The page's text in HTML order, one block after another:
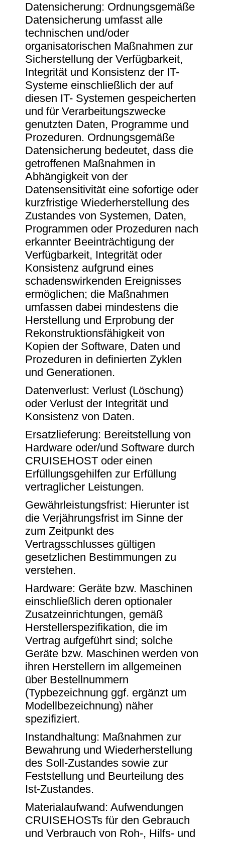
Datensicherung: Ordnungsgemäße
Datensicherung umfasst alle
technischen und/oder
organisatorischen Maßnahmen zur
Sicherstellung der Verfügbarkeit,
Integrität und Konsistenz der IT-
Systeme einschließlich der auf
diesen IT- Systemen gespeicherten
und für Verarbeitungszwecke
genutzten Daten, Programme und
Prozeduren. Ordnungsgemäße
Datensicherung bedeutet, dass die
getroffenen Maßnahmen in
Abhängigkeit von der
Datensensitivität eine sofortige oder
kurzfristige Wiederherstellung des
Zustandes von Systemen, Daten,
Programmen oder Prozeduren nach
erkannter Beeinträchtigung der
Verfügbarkeit, Integrität oder
Konsistenz aufgrund eines
schadenswirkenden Ereignisses
ermöglichen; die Maßnahmen
umfassen dabei mindestens die
Herstellung und Erprobung der
Rekonstruktionsfähigkeit von
Kopien der Software, Daten und
Prozeduren in definierten Zyklen
und Generationen.
Datenverlust: Verlust (Löschung)
oder Verlust der Integrität und
Konsistenz von Daten.
Ersatzlieferung: Bereitstellung von
Hardware oder/und Software durch
CRUISEHOST oder einen
Erfüllungsgehilfen zur Erfüllung
vertraglicher Leistungen.
Gewährleistungsfrist: Hierunter ist
die Verjährungsfrist im Sinne der
zum Zeitpunkt des
Vertragsschlusses gültigen
gesetzlichen Bestimmungen zu
verstehen.
Hardware: Geräte bzw. Maschinen
einschließlich deren optionaler
Zusatzeinrichtungen, gemäß
Herstellerspezifikation, die im
Vertrag aufgeführt sind; solche
Geräte bzw. Maschinen werden von
ihren Herstellern im allgemeinen
über Bestellnummern
(Typbezeichnung ggf. ergänzt um
Modellbezeichnung) näher
spezifiziert.
Instandhaltung: Maßnahmen zur
Bewahrung und Wiederherstellung
des Soll-Zustandes sowie zur
Feststellung und Beurteilung des
Ist-Zustandes.
Materialaufwand: Aufwendungen
CRUISEHOSTs für den Gebrauch
und Verbrauch von Roh-, Hilfs- und